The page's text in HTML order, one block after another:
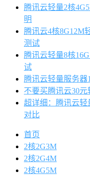
腾讯云轻量2核
明
腾讯云4核8G12M
测试
腾讯云轻量8核
试
腾讯云轻量服务器
不要买腾讯云30元
超详细：腾讯云
对比
首页
2核2G3M
2核2G4M
2核4G5M